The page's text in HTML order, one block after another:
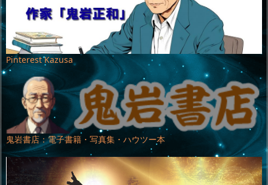
Pinterest Kazusa
鬼岩書店：電子書籍・写真集・ハウツー本